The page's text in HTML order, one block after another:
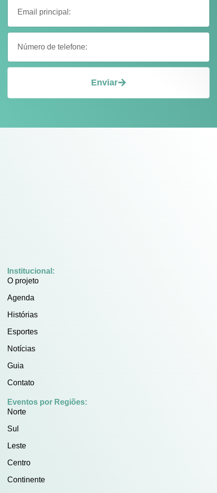
Enviar
Institucional:
O projeto
Agenda
Histórias
Esportes
Notícias
Guia
Contato
Eventos por Regiões:
Norte
Sul
Leste
Centro
Continente